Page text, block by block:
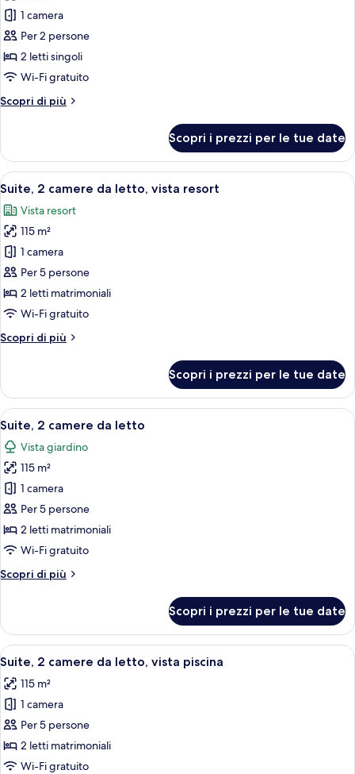
resort
foto
per
Suite
Junior,
letti
piscina
1 camera
Per 2 persone
2 letti singoli
Wi-Fi gratuito
Scopri di più
Altri
Junior,
letti
vista
piscina
Scopri i prezzi per le tue date
Apri
tutte
le
foto
per
Suite,
2
camere
letto,
Camera d'albergo con un letto
7
Suite, 2 camere da letto, vista resort
Vista resort
115 m²
1 camera
Per 5 persone
2 letti matrimoniali
Wi-Fi gratuito
Scopri di più
Altri
2
camere
da
vista
resort
Scopri i prezzi per le tue date
Apri
tutte
le
foto
per
Suite,
2
camere
letto
Una camera d'albergo con una
8
Suite, 2 camere da letto
Vista giardino
115 m²
1 camera
Per 5 persone
2 letti matrimoniali
Wi-Fi gratuito
Scopri di più
Altri
2
camere
da
Scopri i prezzi per le tue date
Apri
tutte
le
foto
per
Suite,
2
Camera d'albergo con un letto
9
Suite, 2 camere da letto, vista piscina
115 m²
1 camera
Per 5 persone
2 letti matrimoniali
Wi-Fi gratuito